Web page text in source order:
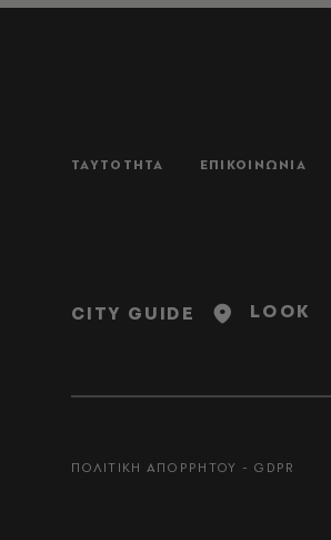
ΤΑΥΤΟΤΗΤΑ ΕΠΙΚΟΙΝΩΝΙΑ
CITY GUIDE LOOK
ΠΟΛΙΤΙΚΗ ΑΠΟΡΡΗΤΟΥ - GDPR